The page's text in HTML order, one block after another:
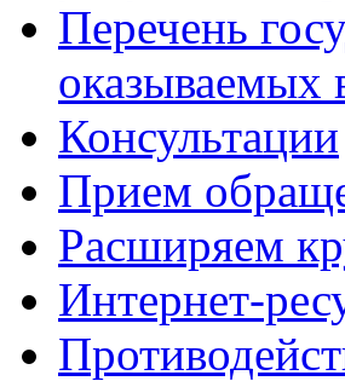
Перечень
Консультации
Прием
Расширяем
Интернет-